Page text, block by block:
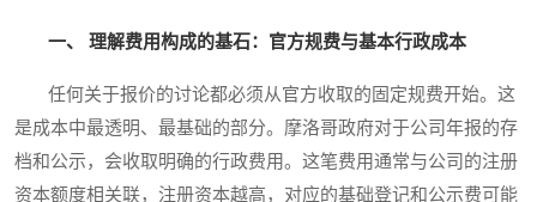
一、 理解费用构成的基石：官方规费与基本行政成本
任何关于报价的讨论都必须从官方收取的固定规费开始。这
是成本中最透明、最基础的部分。摩洛哥政府对于公司年报的存
档和公示，会收取明确的行政费用。这笔费用通常与公司的注册
资本额度相关联，注册资本越高，对应的基础登记和公示费可能